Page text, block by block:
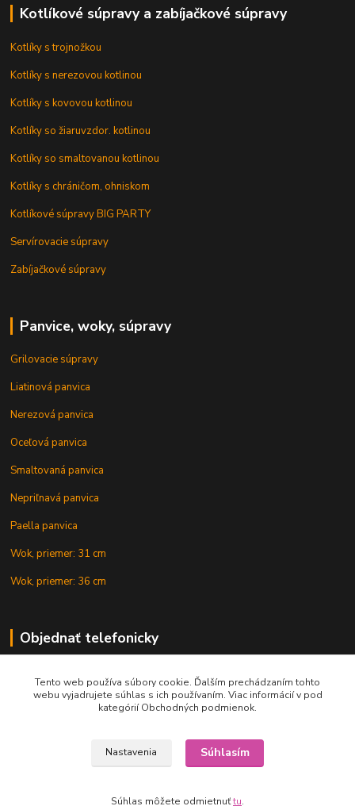
Kotlíkové súpravy a zabíjačkové súpravy
Kotlíky s trojnožkou
Kotlíky s nerezovou kotlinou
Kotlíky s kovovou kotlinou
Kotlíky so žiaruvzdor. kotlinou
Kotlíky so smaltovanou kotlinou
Kotlíky s chráničom, ohniskom
Kotlíkové súpravy BIG PARTY
Servírovacie súpravy
Zabíjačkové súpravy
Panvice, woky, súpravy
Grilovacie súpravy
Liatinová panvica
Nerezová panvica
Oceľová panvica
Smaltovaná panvica
Nepriľnavá panvica
Paella panvica
Wok, priemer: 31 cm
Wok, priemer: 36 cm
Objednať telefonicky
+421 902 212 007
Copyright © 2015-2020 KOTLIK NA GULAS.online, všetky práva vyhradené
Tento web používa súbory cookie. Ďalším prechádzaním tohto
webu vyjadrujete súhlas s ich používaním. Viac informácií v pod
kategórií Obchodných podmienok.
Nastavenia Súhlasím
Súhlas môžete odmietnuťtu.